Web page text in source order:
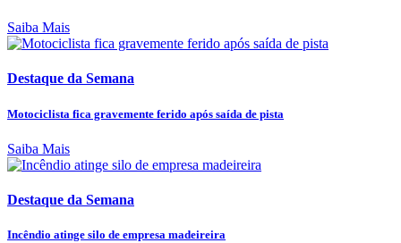
Saiba Mais
Destaque da Semana
Motociclista fica gravemente ferido após saída de pista
Saiba Mais
Destaque da Semana
Incêndio atinge silo de empresa madeireira